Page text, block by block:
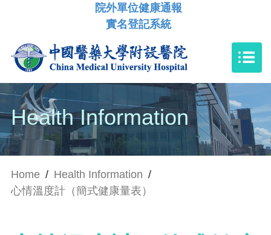
院外單位健康通報
實名登記系統
Health Information
Home / Health Information /
心情溫度計（簡式健康量表）